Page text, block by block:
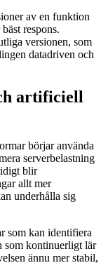
av en funktion
respons.
versionen, som
datadriven och
artificiell
börjar använda
serverbelastning
blir
allt mer
underhålla sig
som kan identifiera
som kontinuerligt lär
ännu mer stabil,